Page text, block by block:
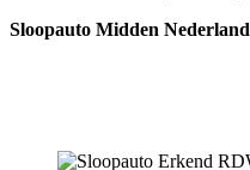
Sloopauto Midden Nederland